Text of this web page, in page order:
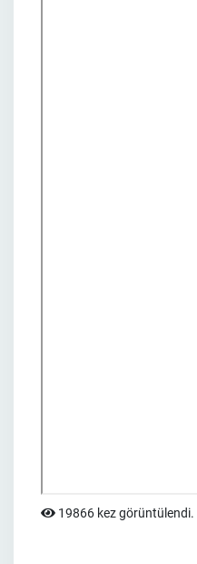
19866 kez görüntülendi.